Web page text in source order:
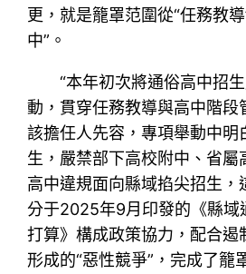
更，就是籠罩范圍從“任務教
中”。
“本年初次將通俗高中招
動，貫穿任務教導與高中階段
該擔任人先容，專項舉動中明
生，嚴禁部下高校附中、省屬
高中違規面向縣域掐尖招生，
分于2025年9月印發的《縣域
打算》構成政策協力，配合遏
形成的“惡性競爭”，完成了籠